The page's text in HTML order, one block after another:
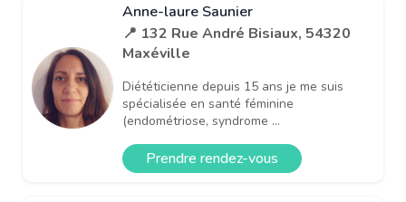
Anne-laure Saunier
📍 132 Rue André Bisiaux, 54320
Maxéville
Diététicienne depuis 15 ans je me suis
spécialisée en santé féminine
(endométriose, syndrome ...
Prendre rendez-vous